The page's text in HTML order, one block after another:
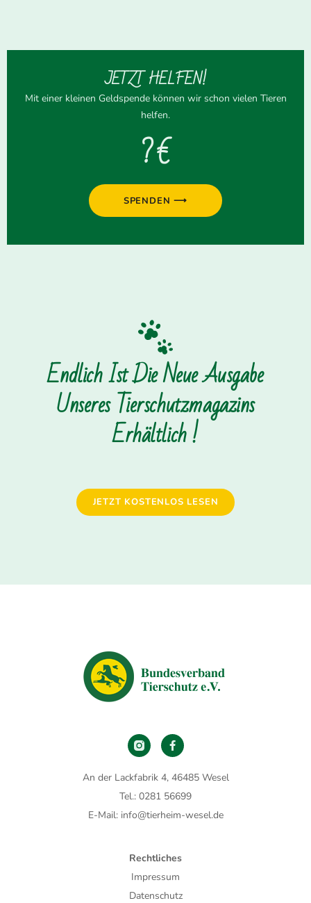
JETZT HELFEN!
Mit einer kleinen Geldspende können wir schon vielen Tieren
helfen.
? €
SPENDEN ⟶
Endlich Ist Die Neue Ausgabe
Unseres Tierschutzmagazins
Erhältlich !
JETZT KOSTENLOS LESEN
An der Lackfabrik 4, 46485 Wesel
Tel.: 0281 56699
E-Mail: info@tierheim-wesel.de
Rechtliches
Impressum
Datenschutz